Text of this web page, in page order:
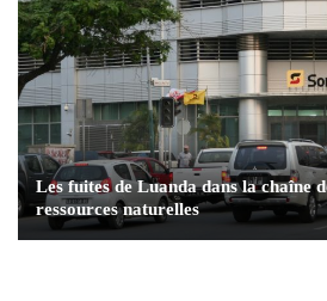
Les fuites de Luanda dans la chaîne
ressources naturelles